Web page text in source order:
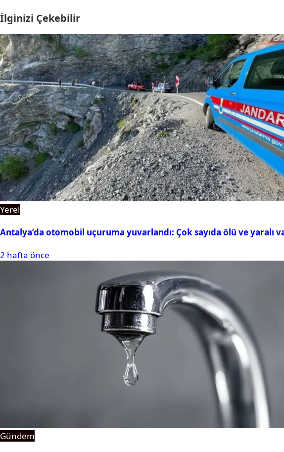
İlginizi Çekebilir
Yerel
Antalya’da otomobil uçuruma yuvarlandı: Çok sayıda ölü ve yaralı
2 hafta önce
Gündem